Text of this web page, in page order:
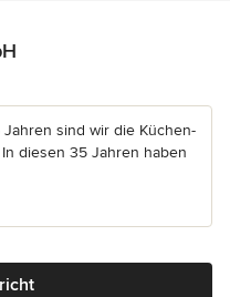
5 Sternen
sind wir die Küchen-
diesen 35 Jahren haben